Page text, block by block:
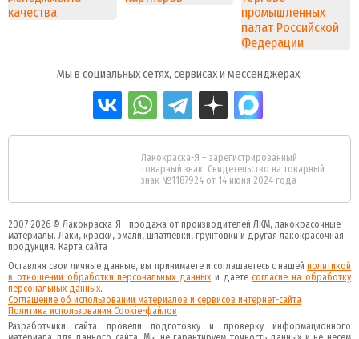
Мы в социальных сетях, сервисах и мессенджерах:
Лакокраска-Я – зарегистрированный
товарный знак. Свидетельство на товарный
знак №1187924 от 14 июня 2024 года
2007-2026 © Лакокраска-Я - продажа от производителей ЛКМ, лакокрасочные
материалы. Лаки, краски, эмали, шпатлевки, грунтовки и другая лакокрасочная
продукция. Карта сайта
Оставляя свои личные данные, вы принимаете и соглашаетесь с нашей политикой
в отношении обработки персональных данных и даетеcогласие на обработку
персональных данных.
Соглашение об использовании материалов и сервисов интернет-сайта
Политика использования Cookie-файлов
Разработчики сайта провели подготовку и проверку информационного